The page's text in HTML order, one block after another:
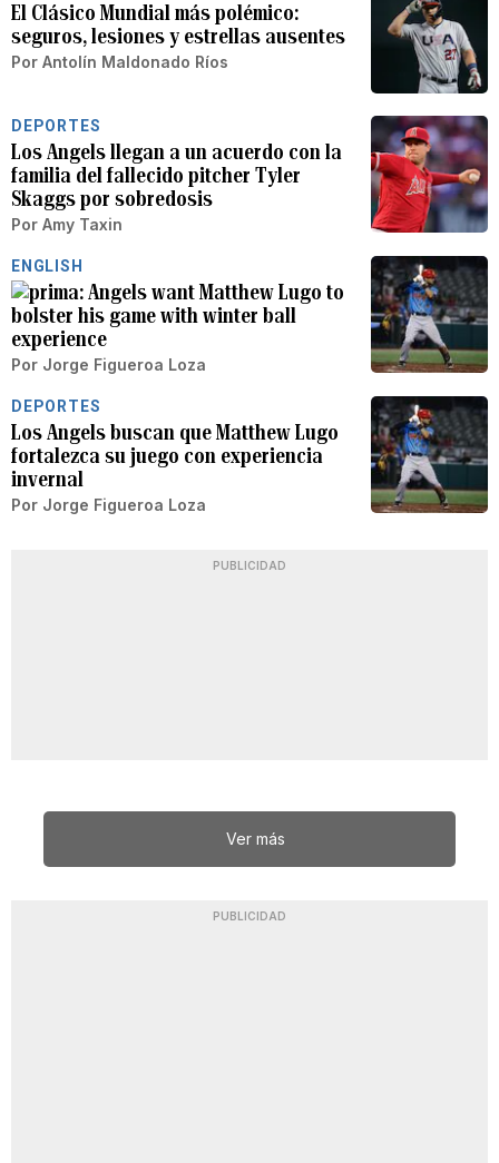
El Clásico Mundial más polémico:
seguros, lesiones y estrellas ausentes
Por Antolín Maldonado Ríos
DEPORTES
Los Angels llegan a un acuerdo con la
familia del fallecido pitcher Tyler
Skaggs por sobredosis
Por Amy Taxin
ENGLISH
Angels want Matthew Lugo to
bolster his game with winter ball
experience
Por Jorge Figueroa Loza
DEPORTES
Los Angels buscan que Matthew Lugo
fortalezca su juego con experiencia
invernal
Por Jorge Figueroa Loza
PUBLICIDAD
Ver más
PUBLICIDAD